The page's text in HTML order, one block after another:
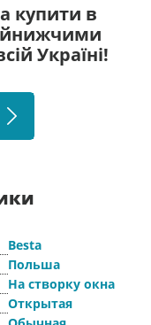
купити в
Україні!
Besta
Польша
На створку окна
Открытая